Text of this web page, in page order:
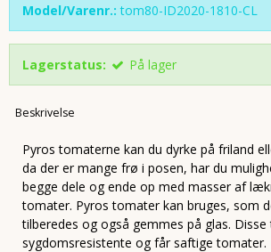
Model/Varenr.: tom80-ID2020-1810-CL
Lagerstatus: På lager
Beskrivelse
Pyros tomaterne kan du dyrke på friland
da der er mange frø i posen, har du
begge dele og ende op med masser af
tomater. Pyros tomater kan bruges, som
tilberedes og også gemmes på glas.
sygdomsresistente og får saftige tomater.